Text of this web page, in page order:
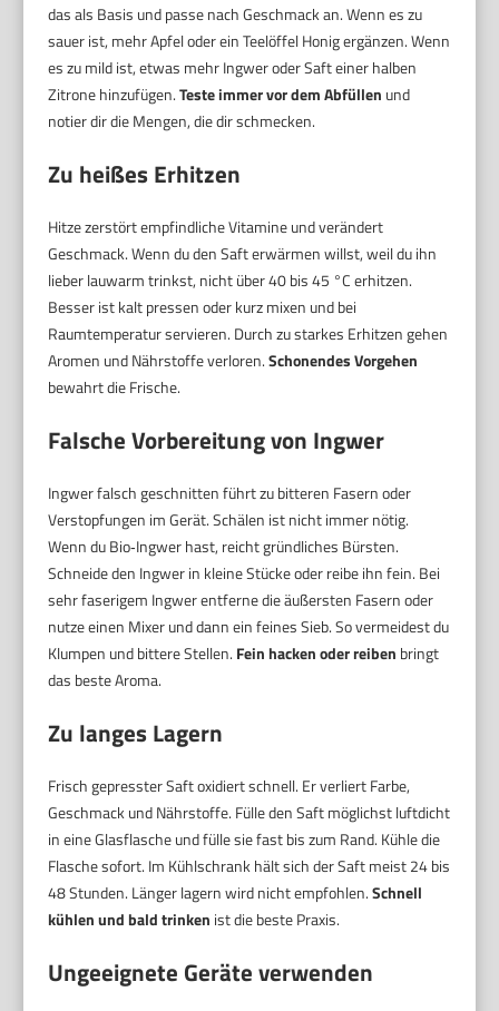
das als Basis und passe nach Geschmack an. Wenn es zu
sauer ist, mehr Apfel oder ein Teelöffel Honig ergänzen. Wenn
es zu mild ist, etwas mehr Ingwer oder Saft einer halben
Zitrone hinzufügen.Teste immer vor dem Abfüllen und
notier dir die Mengen, die dir schmecken.
Zu heißes Erhitzen
Hitze zerstört empfindliche Vitamine und verändert
Geschmack. Wenn du den Saft erwärmen willst, weil du ihn
lieber lauwarm trinkst, nicht über 40 bis 45 °C erhitzen.
Besser ist kalt pressen oder kurz mixen und bei
Raumtemperatur servieren. Durch zu starkes Erhitzen gehen
Aromen und Nährstoffe verloren.Schonendes Vorgehen
bewahrt die Frische.
Falsche Vorbereitung von Ingwer
Ingwer falsch geschnitten führt zu bitteren Fasern oder
Verstopfungen im Gerät. Schälen ist nicht immer nötig.
Wenn du Bio‑Ingwer hast, reicht gründliches Bürsten.
Schneide den Ingwer in kleine Stücke oder reibe ihn fein. Bei
sehr faserigem Ingwer entferne die äußersten Fasern oder
nutze einen Mixer und dann ein feines Sieb. So vermeidest du
Klumpen und bittere Stellen. Fein hacken oder reiben bringt
das beste Aroma.
Zu langes Lagern
Frisch gepresster Saft oxidiert schnell. Er verliert Farbe,
Geschmack und Nährstoffe. Fülle den Saft möglichst luftdicht
in eine Glasflasche und fülle sie fast bis zum Rand. Kühle die
Flasche sofort. Im Kühlschrank hält sich der Saft meist 24 bis
48 Stunden. Länger lagern wird nicht empfohlen.Schnell
kühlen und bald trinken ist die beste Praxis.
Ungeeignete Geräte verwenden